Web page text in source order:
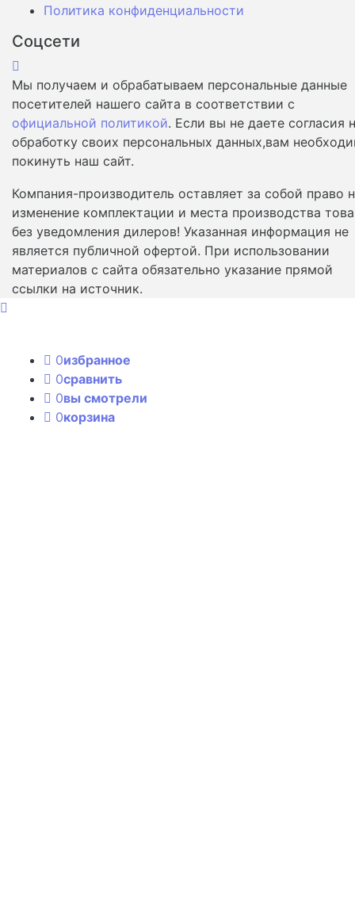
Политика конфиденциальности
Соцсети
Мы получаем и обрабатываем персональные данные
посетителей нашего сайта в соответствии с
официальной политикой. Если вы не даете согласия
обработку своих персональных данных,вам
покинуть наш сайт.
Компания-производитель оставляет за собой право
изменение комплектации и места производства
без уведомления дилеров! Указанная информация не
является публичной офертой. При использовании
материалов с сайта обязательно указание прямой
ссылки на источник.
0избранное
0сравнить
0вы смотрели
0корзина